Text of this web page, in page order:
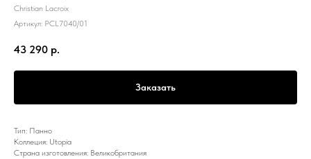
Christian Lacroix
Артикул: PCL7040/01
43 290 р.
Заказать
Тип: Панно
Коллеция: Utopia
Страна изготовления: Великобритания